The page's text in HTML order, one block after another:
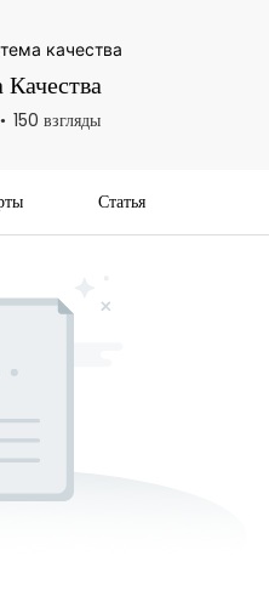
качества
150 взгляды
Статья